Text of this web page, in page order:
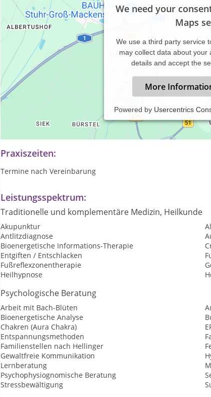
We need your
Maps
We use a third party service
may collect data about your
details and accept the
More
Powered by Usercentrics
Körper - Bewußtheit - Wohlgefühl Ganzheitliche Therapien
Ansätze zu einem ganzheitlichen Therapiekonzept, die
Praxiszeiten:
Termine nach Vereinbarung
Leistungsspektrum:
Traditionelle und komplementäre Medizin, Heilkunde
Akupunktur
Antlitzdiagnose
Bioenergetische Informations-Therapie
Entgiften / Entschlacken
Fußreflexzonentherapie
Heilhypnose
Psychologische Beratung
Arbeit mit Bach-Blüten
Bioenergetische Analyse
Chakren (Aura Chakra)
Entspannungsmethoden
Familienstellen nach Hellinger
Gewaltfreie Kommunikation
Lernberatung
Psychophysiognomische Beratung
Stressbewältigung